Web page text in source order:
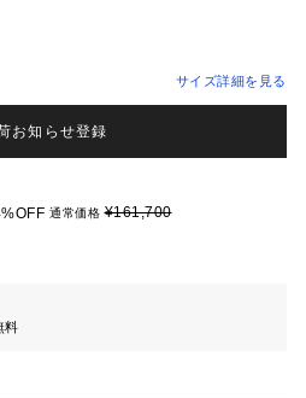
サイズ詳細を見る
お知らせ登録
通常価格¥161,700
料